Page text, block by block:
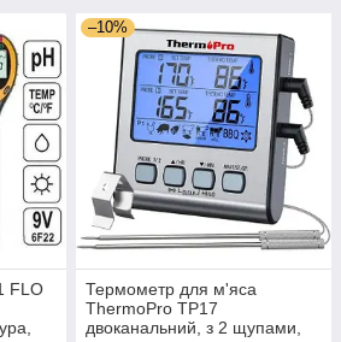
FLO
–10%
Термометр для м'яса
ThermoPro TP17
двоканальний, з 2 щупами,